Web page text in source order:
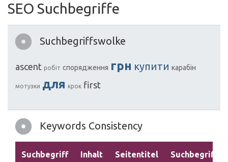
SEO Suchbegriffe
Suchbegriffswolke
ascent робіт спорядження грн купити карабін
мотузки для крок first
Keywords Consistency
Suchbegriff Inhalt Seitentitel Suchbegriffe